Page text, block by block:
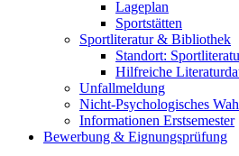
Lageplan
Sportstätten
Sportliteratur & Bibliothek
Standort:
Hilfreiche
Unfallmeldung
Nicht-Psychologisches
Informationen Erstsemester
Bewerbung & Eignungsprüfung